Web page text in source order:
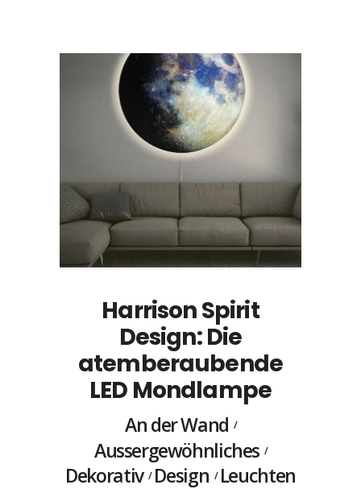
Harrison Spirit
Design: Die
atemberaubende
LED Mondlampe
An der Wand
Aussergewöhnliches
Dekorativ Design Leuchten